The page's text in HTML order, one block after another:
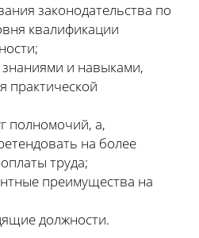
законодательства по
квалификации
и навыками,
практической
полномочий, а,
на более
труда;
преимущества на
должности.